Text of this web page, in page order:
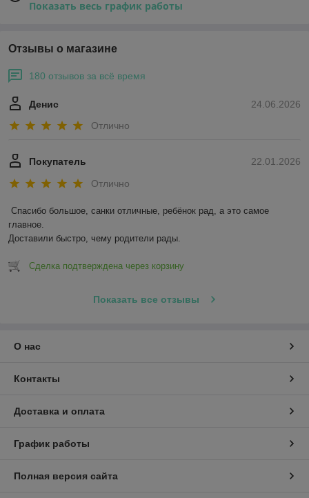
Показать весь график работы
Отзывы о магазине
180 отзывов за всё время
24.06.2026
Денис
Отлично
22.01.2026
Покупатель
Отлично
Спасибо большое, санки отличные, ребёнок рад, а это самое
главное.
Доставили быстро, чему родители рады.
Сделка подтверждена через корзину
Показать все отзывы
О нас
Контакты
Доставка и оплата
График работы
Полная версия сайта